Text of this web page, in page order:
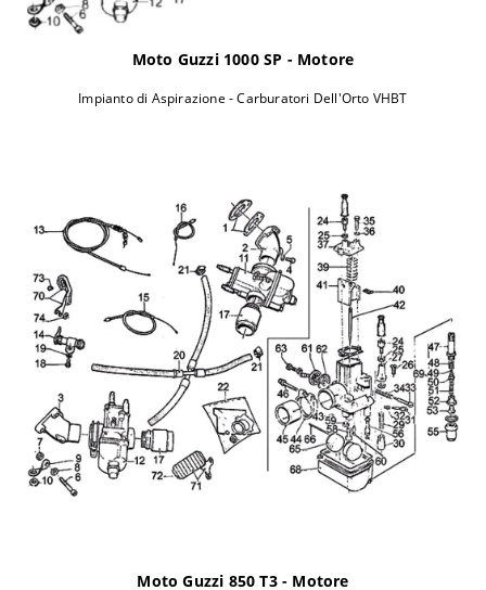
Moto Guzzi 1000 SP - Motore
Impianto di Aspirazione - Carburatori Dell'Orto VHBT
Moto Guzzi 850 T3 - Motore